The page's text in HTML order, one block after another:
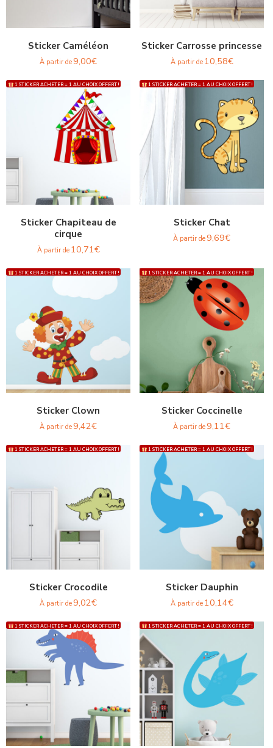
Sticker Caméléon
À partir de9,00€
Sticker Carrosse princesse
À partir de 10,58€
1 STICKER ACHETER = 1 AU CHOIX OFFERT !
Sticker Chapiteau de
cirque
À partir de 10,71€
1 STICKER ACHETER = 1 AU CHOIX OFFERT !
Sticker Chat
À partir de9,69€
1 STICKER ACHETER = 1 AU CHOIX OFFERT !
Sticker Clown
À partir de9,42€
1 STICKER ACHETER = 1 AU CHOIX OFFERT !
Sticker Coccinelle
À partir de9,11€
1 STICKER ACHETER = 1 AU CHOIX OFFERT !
Sticker Crocodile
À partir de9,02€
1 STICKER ACHETER = 1 AU CHOIX OFFERT !
Sticker Dauphin
À partir de 10,14€
1 STICKER ACHETER = 1 AU CHOIX OFFERT ! 1 STICKER ACHETER = 1 AU CHOIX OFFERT !